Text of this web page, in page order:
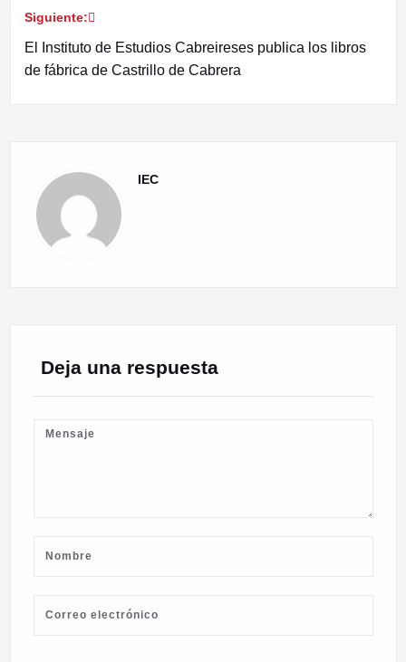
entradas
Siguiente:
El Instituto de Estudios Cabreireses publica los libros
de fábrica de Castrillo de Cabrera
IEC
Deja una respuesta